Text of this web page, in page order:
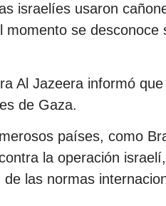
israelíes usaron
momento se desconoce
Al Jazeera informó
de Gaza.
países, como
la operación
las normas